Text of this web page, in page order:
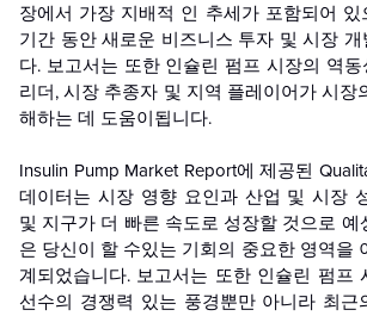
장에서 가장 지배적 인 추세가 포함되어 있
기간 동안 새로운 비즈니스 투자 및 시장 개
다. 보고서는 또한 인슐린 펌프 시장의 역
리더, 시장 추종자 및 지역 플레이어가 시장
해하는 데 도움이됩니다.
Insulin Pump Market Report에 제공된
데이터는 시장 영향 요인과 산업 및 시장
및 지구가 더 빠른 속도로 성장할 것으로 예
은 당신이 할 수있는 기회의 중요한 영역을
계되었습니다. 보고서는 또한 인슐린 펌프
선수의 경쟁력 있는 풍경뿐만 아니라 최근